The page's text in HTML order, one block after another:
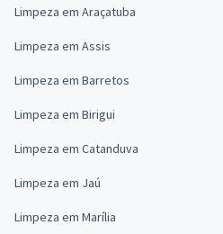
Limpeza em Araçatuba
Limpeza em Assis
Limpeza em Barretos
Limpeza em Birigui
Limpeza em Catanduva
Limpeza em Jaú
Limpeza em Marília